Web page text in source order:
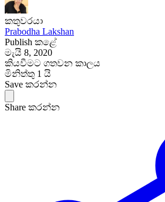
කතුවරයා
Prabodha Lakshan
Publish කළේ
මැයි 8, 2020
කියවීමට ගතවන කාලය
මිනිත්තු 1 යි
Save කරන්න
Share කරන්න